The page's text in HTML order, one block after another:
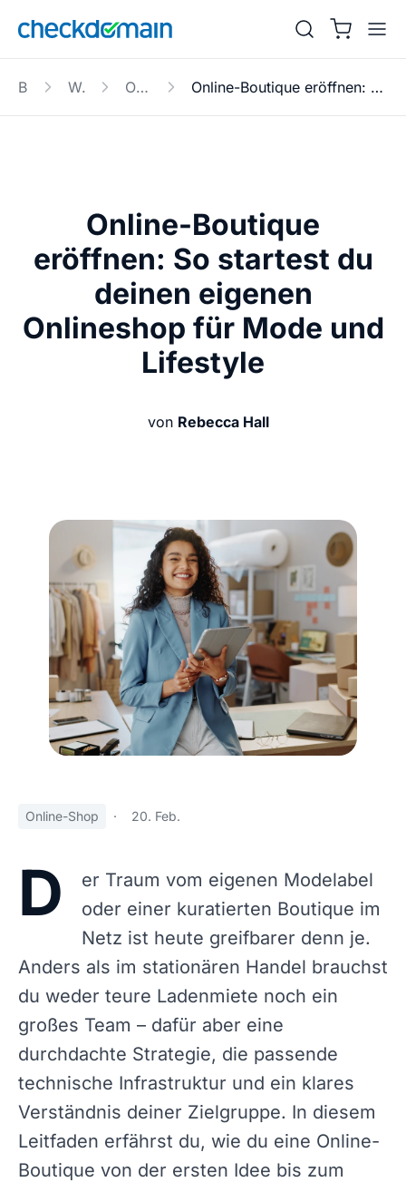
Website Online-Shop Online-Boutique eröffnen: So startest du deinen eigenen Onlineshop für Mode und Lifestyle
Online-Boutique
eröffnen: So startest du
deinen eigenen
Onlineshop für Mode und
Lifestyle
von Rebecca Hall
Online-Shop · 20. Feb.
D
er Traum vom eigenen Modelabel
oder einer kuratierten Boutique im
Netz ist heute greifbarer denn je.
Anders als im stationären Handel brauchst
du weder teure Ladenmiete noch ein
großes Team – dafür aber eine
durchdachte Strategie, die passende
technische Infrastruktur und ein klares
Verständnis deiner Zielgruppe. In diesem
Leitfaden erfährst du, wie du eine Online-
Boutique von der ersten Idee bis zum